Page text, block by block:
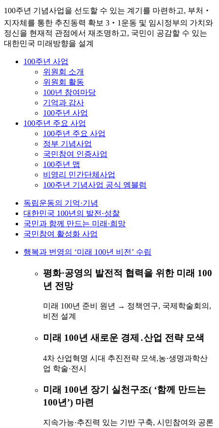
100주년 기념사업을 선도할 수 있는 계기를 마련하고, 부처‧
지자체를 통한 추진동력 확보 3‧1운동 및 임시정부의 가치와
정신을 현재적 관점에서 재조명하고, 국민이 공감할 수 있는
대한민국 미래방향을 설계
100주년 사업
위원회 소개
위원회 활동
100년 참여마당
기억과 감사
100주년 사업
100주년 주요 사업
100주년 주요 사업
정부 기념사업
국민참여 인증사업
100주년 맵
비영리 민간단체사업
100주년 기념사업 공식 엠블럼
독립운동의 기억·기념
대한민국 100년의 발전·성찰
국민과 함께 만드는 미래·희망
국민참여 활성화 사업
행복과 번영의 ‘미래 100년 비전’ 수립
평화·공영의 발전적 협력을 위한 미래 100
년 전망
미래 100년 준비 원년 → 정책연구, 국제학술회의,
비전 설계
미래 100년 새로운 경제․산업 전략 모색
4차 산업혁명 시대 추진전략 모색,농·생명과학산
업 학술·전시
미래 100년 장기 실천구조( ‘함께 만드는
100년’) 마련
지속가능·추진력 있는 기반 구축, 시민참여와 공론